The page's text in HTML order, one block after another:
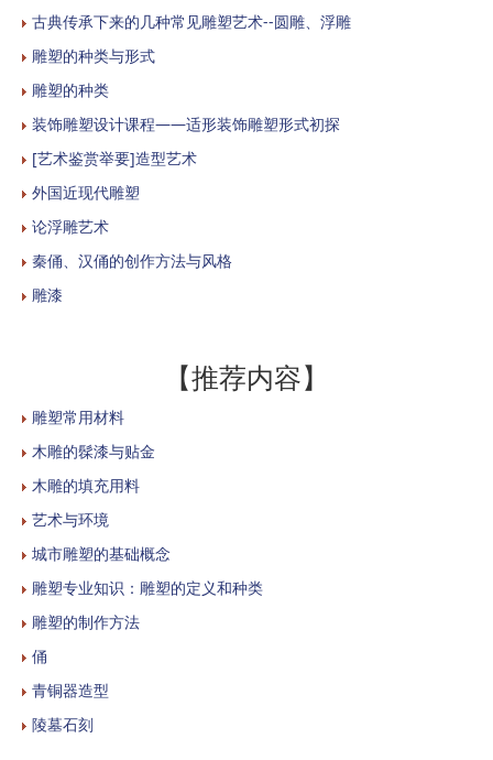
古典传承下来的几种常见雕塑艺术--圆雕、浮雕
雕塑的种类与形式
雕塑的种类
装饰雕塑设计课程——适形装饰雕塑形式初探
[艺术鉴赏举要]造型艺术
外国近现代雕塑
论浮雕艺术
秦俑、汉俑的创作方法与风格
雕漆
【推荐内容】
雕塑常用材料
木雕的髹漆与贴金
木雕的填充用料
艺术与环境
城市雕塑的基础概念
雕塑专业知识：雕塑的定义和种类
雕塑的制作方法
俑
青铜器造型
陵墓石刻